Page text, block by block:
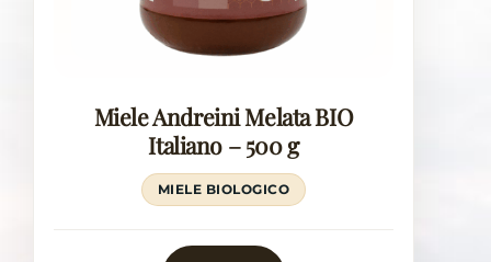
Miele Andreini Melata BIO
Italiano – 500 g
MIELE BIOLOGICO